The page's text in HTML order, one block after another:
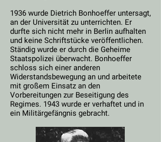
1936 wurde Dietrich Bonhoeffer untersagt,
an der Universität zu unterrichten. Er
durfte sich nicht mehr in Berlin aufhalten
und keine Schriftstücke veröffentlichen.
Ständig wurde er durch die Geheime
Staatspolizei überwacht. Bonhoeffer
schloss sich einer anderen
Widerstandsbewegung an und arbeitete
mit großem Einsatz an den
Vorbereitungen zur Beseitigung des
Regimes. 1943 wurde er verhaftet und in
ein Militärgefängnis gebracht.